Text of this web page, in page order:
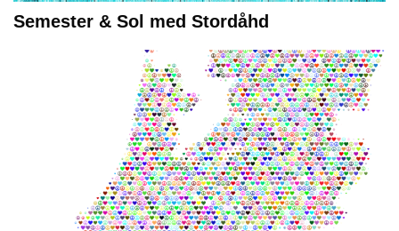
Semester & Sol med Stordåhd